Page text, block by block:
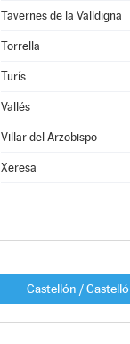
Tavernes de la Valldigna
Torrella
Turís
Vallés
Villar del Arzobispo
Xeresa
Castellón / Castelló